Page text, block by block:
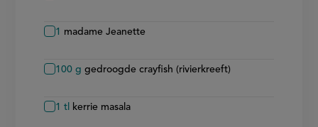
1 madame Jeanette
100 g gedroogde crayfish (rivierkreeft)
1 tl kerrie masala